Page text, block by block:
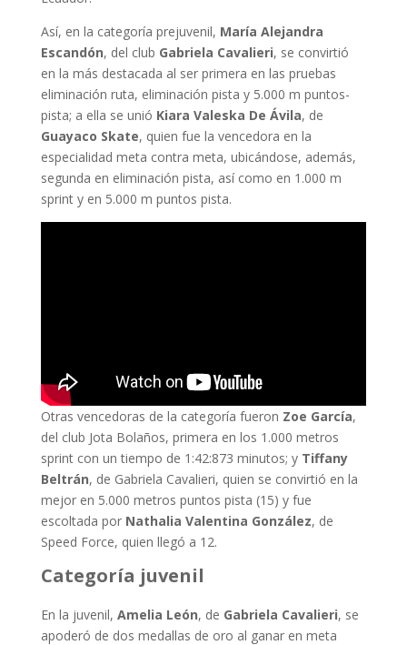
Así, en la categoría prejuvenil, María Alejandra
Escandón, del club Gabriela Cavalieri, se convirtió
en la más destacada al ser primera en las pruebas
eliminación ruta, eliminación pista y 5.000 m puntos-
pista; a ella se unió Kiara Valeska De Ávila, de
Guayaco Skate, quien fue la vencedora en la
especialidad meta contra meta, ubicándose, además,
segunda en eliminación pista, así como en 1.000 m
sprint y en 5.000 m puntos pista.
Otras vencedoras de la categoría fueron Zoe García,
del club Jota Bolaños, primera en los 1.000 metros
sprint con un tiempo de 1:42:873 minutos; y Tiffany
Beltrán, de Gabriela Cavalieri, quien se convirtió en la
mejor en 5.000 metros puntos pista (15) y fue
escoltada porNathalia Valentina González, de
Speed Force, quien llegó a 12.
Categoría juvenil
En la juvenil, Amelia León, de Gabriela Cavalieri, se
apoderó de dos medallas de oro al ganar en meta